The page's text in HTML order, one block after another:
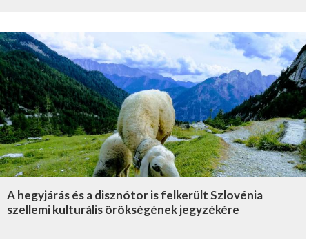
A hegyjárás és a disznótor is felkerült Szlovénia
szellemi kulturális örökségének jegyzékére